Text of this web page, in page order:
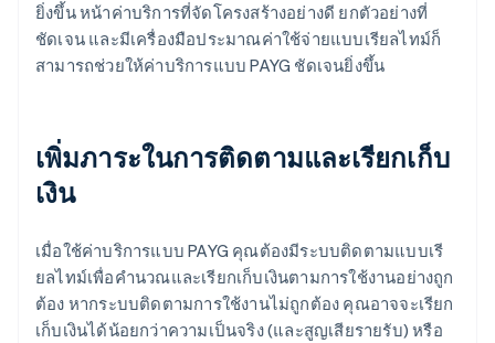
ยิ่งขึ้น หน้าค่าบริการที่จัดโครงสร้างอย่างดี ยกตัวอย่างที่
ชัดเจน และมีเครื่องมือประมาณค่าใช้จ่ายแบบเรียลไทม์ก็
สามารถช่วยให้ค่าบริการแบบ PAYG ชัดเจนยิ่งขึ้น
เพิ่มภาระในการติดตามและเรียกเก็บ
เงิน
เมื่อใช้ค่าบริการแบบ PAYG คุณต้องมีระบบติดตามแบบเรี
ยลไทม์เพื่อคํานวณและเรียกเก็บเงินตามการใช้งานอย่างถูก
ต้อง หากระบบติดตามการใช้งานไม่ถูกต้อง คุณอาจจะเรียก
เก็บเงินได้น้อยกว่าความเป็นจริง (และสูญเสียรายรับ) หรือ